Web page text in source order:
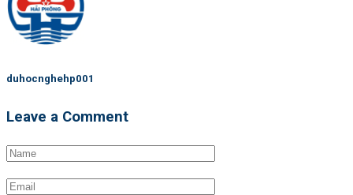
duhocnghehp001
Leave a Comment